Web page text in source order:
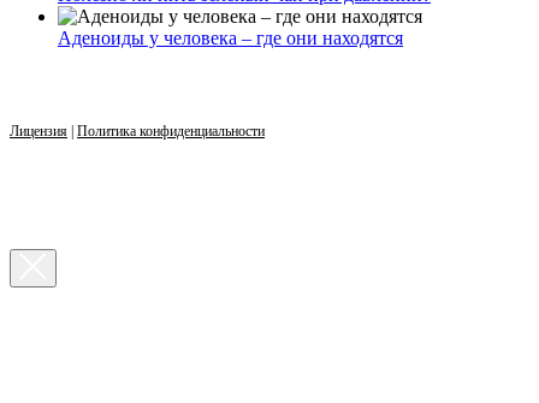
Аденоиды у человека – где они находятся
Лицензия Политика конфиденциальности